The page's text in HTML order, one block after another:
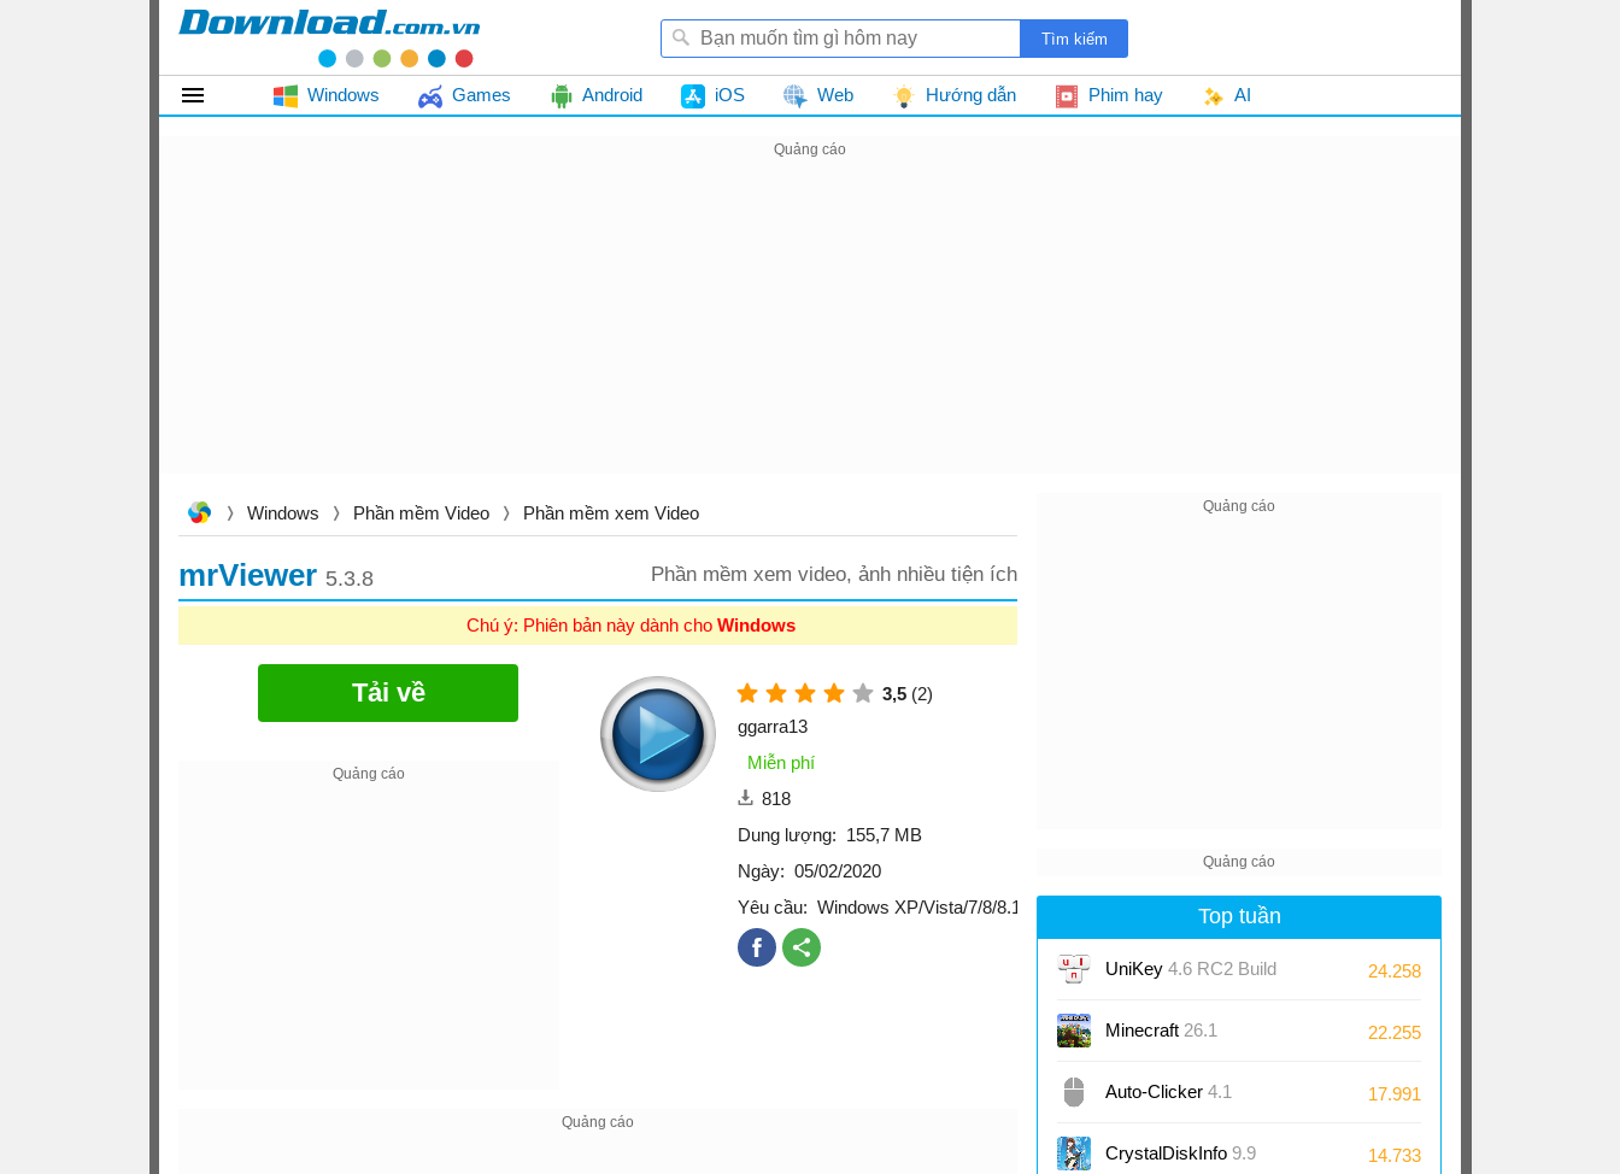
Windows Games Android iOS Web Hướng dẫn Phim hay AI
Windows Phần mềm Video Phần mềm xem Video
mrViewer 5.3.8 Phần mềm xem video, ảnh nhiều tiện ích
Chú ý: Phiên bản này dành cho Windows
Tải về 3,5 (2)
ggarra13
Miễn phí
818
Dung lượng: 155,7 MB
Ngày: 05/02/2020
Yêu cầu: Windows XP/Vista/7/8/8.1/10 Top tuần
UniKey 4.6 RC2 Build
230919
24.258
Minecraft 26.1 22.255
Auto-Clicker 4.1 17.991
CrystalDiskInfo 9.9 14.733